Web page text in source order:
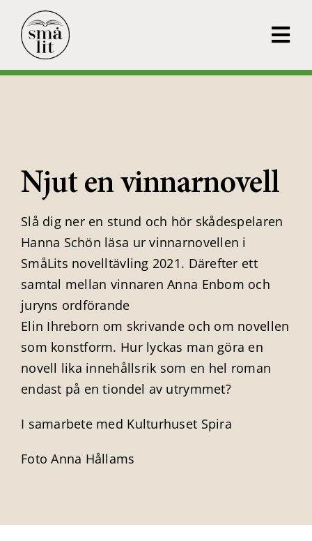
Fortsätt
innehållet
KONTAKT
NYHETER
ANMÄLAN
Njut en vinnarnovell
Slå dig ner en stund och hör skådespelaren
Hanna Schön läsa ur vinnarnovellen i
SmåLits novelltävling 2021. Därefter ett
samtal mellan vinnaren Anna Enbom och
juryns ordförande
Elin Ihreborn om skrivande och om novellen
som konstform. Hur lyckas man göra en
novell lika innehållsrik som en hel roman
endast på en tiondel av utrymmet?
I samarbete med Kulturhuset Spira
Foto Anna Hållams